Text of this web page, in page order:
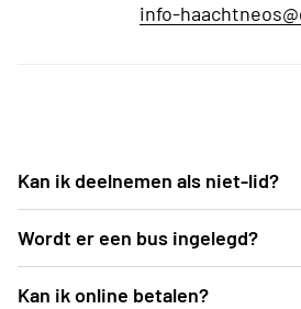
info-
Kan ik deelnemen als niet-lid?
test
Wordt er een bus ingelegd?
test
Kan ik online betalen?